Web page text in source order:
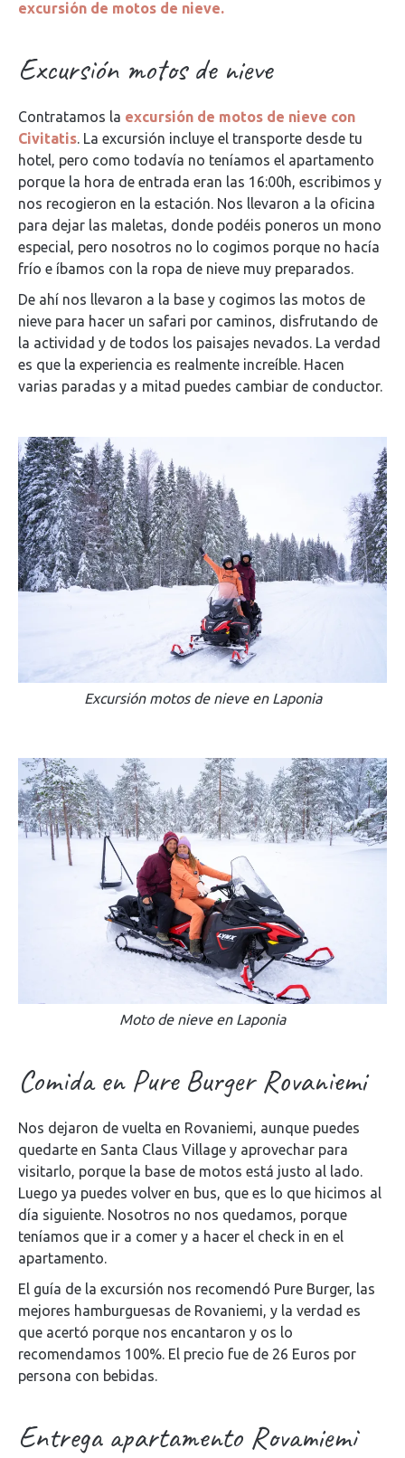
excursión de motos de nieve.
Excursión motos de nieve
Contratamos la excursión de motos de nieve con
Civitatis. La excursión incluye el transporte desde tu
hotel, pero como todavía no teníamos el apartamento
porque la hora de entrada eran las 16:00h, escribimos y
nos recogieron en la estación. Nos llevaron a la oficina
para dejar las maletas, donde podéis poneros un mono
especial, pero nosotros no lo cogimos porque no hacía
frío e íbamos con la ropa de nieve muy preparados.
De ahí nos llevaron a la base y cogimos las motos de
nieve para hacer un safari por caminos, disfrutando de
la actividad y de todos los paisajes nevados. La verdad
es que la experiencia es realmente increíble. Hacen
varias paradas y a mitad puedes cambiar de conductor.
Excursión motos de nieve en Laponia
Moto de nieve en Laponia
Comida en Pure Burger Rovaniemi
Nos dejaron de vuelta en Rovaniemi, aunque puedes
quedarte en Santa Claus Village y aprovechar para
visitarlo, porque la base de motos está justo al lado.
Luego ya puedes volver en bus, que es lo que hicimos al
día siguiente. Nosotros no nos quedamos, porque
teníamos que ir a comer y a hacer el check in en el
apartamento.
El guía de la excursión nos recomendó Pure Burger, las
mejores hamburguesas de Rovaniemi, y la verdad es
que acertó porque nos encantaron y os lo
recomendamos 100%. El precio fue de 26 Euros por
persona con bebidas.
Entrega apartamento Rovamiemi